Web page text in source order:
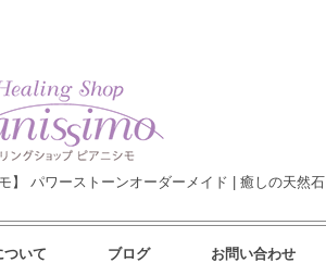
】 パワーストーンオーダーメイド | 癒しの天然石
ついて ブログ お問い合わせ